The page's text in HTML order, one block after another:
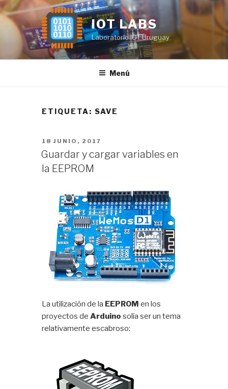
Saltar
al
contenido
IOT LABS
Laboratorio IOT Uruguay
Menú
ETIQUETA: SAVE
PUBLICADO
EL
18 JUNIO, 2017
Guardar y cargar variables en
la EEPROM
La utilización de la EEPROM en los
proyectos deArduino solía ser un tema
relativamente escabroso: